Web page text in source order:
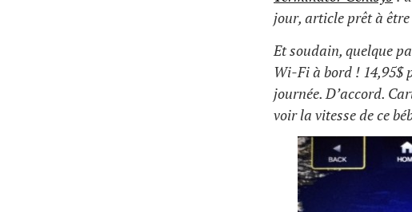
jour, article prêt à
Et soudain, quelque
Wi-Fi à bord ! 14,95$
journée. D’accord.
voir la vitesse de ce